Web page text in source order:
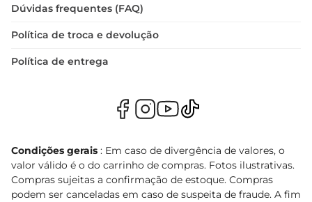
Dúvidas frequentes (FAQ)
Política de troca e devolução
Política de entrega
Condições gerais : Em caso de divergência de valores, o
valor válido é o do carrinho de compras. Fotos ilustrativas.
Compras sujeitas a confirmação de estoque. Compras
podem ser canceladas em caso de suspeita de fraude. A fim